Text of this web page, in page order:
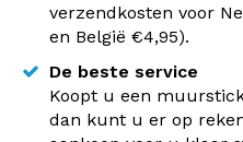
verzendkosten voor
en België €4,95).
De beste service
Koopt u een
dan kunt u er op